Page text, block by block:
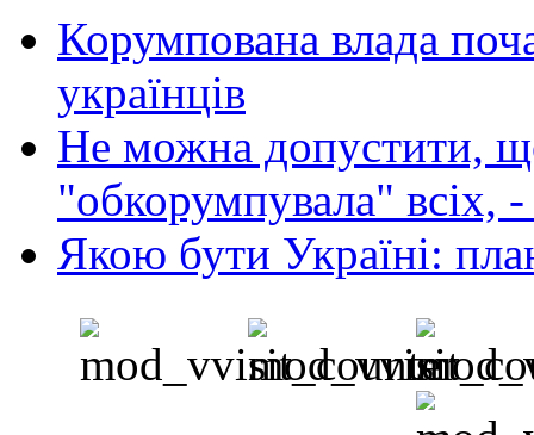
Корумпована влада
українців
Не можна допустити,
"обкорумпувала" всіх,
Якою бути Україні: